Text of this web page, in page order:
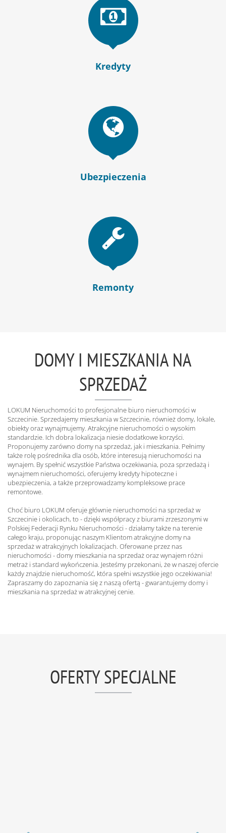
Kredyty
Ubezpieczenia
Remonty
DOMY I MIESZKANIA NA
SPRZEDAŻ
LOKUM Nieruchomości to profesjonalne biuro nieruchomości w
Szczecinie. Sprzedajemy mieszkania w Szczecinie, również domy, lokale,
obiekty oraz wynajmujemy. Atrakcyjne nieruchomości o wysokim
standardzie. Ich dobra lokalizacja niesie dodatkowe korzyści.
Proponujemy zarówno domy na sprzedaż, jak i mieszkania. Pełnimy
także rolę pośrednika dla osób, które interesują nieruchomości na
wynajem. By spełnić wszystkie Państwa oczekiwania, poza sprzedażą i
wynajmem nieruchomości, oferujemy kredyty hipoteczne i
ubezpieczenia, a także przeprowadzamy kompleksowe prace
remontowe.
Choć biuro LOKUM oferuje głównie nieruchomości na sprzedaż w
Szczecinie i okolicach, to - dzięki współpracy z biurami zrzeszonymi w
Polskiej Federacji Rynku Nieruchomości - działamy także na terenie
całego kraju, proponując naszym Klientom atrakcyjne domy na
sprzedaż w atrakcyjnych lokalizacjach. Oferowane przez nas
nieruchomości - domy mieszkania na sprzedaż oraz wynajem różni
metraż i standard wykończenia. Jesteśmy przekonani, że w naszej ofercie
każdy znajdzie nieruchomość, która spełni wszystkie jego oczekiwania!
Zapraszamy do zapoznania się z naszą ofertą - gwarantujemy domy i
mieszkania na sprzedaż w atrakcyjnej cenie.
OFERTY SPECJALNE